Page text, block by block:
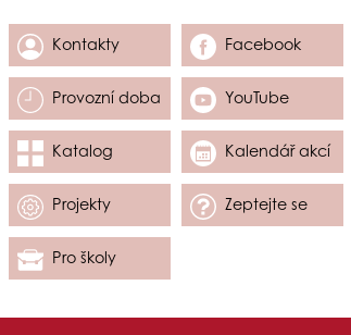
Kontakty Facebook
Provozní doba YouTube
Katalog Kalendář akcí
Projekty Zeptejte se
Pro školy